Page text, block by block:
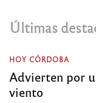
Últimas
HOY CÓRDOBA
Advierten por
viento